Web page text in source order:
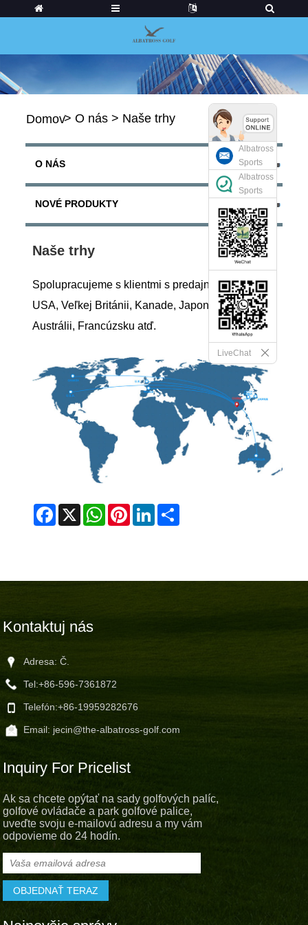
Domov> O nás > Naše trhy
O NÁS
NOVÉ PRODUKTY
Naše trhy
Spolupracujeme s klientmi s predajnými trhmi v
USA, Veľkej Británii, Kanade, Japonsku, Kórei,
Austrálii, Francúzsku atď.
Facebook
X WhatsApp
Pinterest
LinkedIn
Albatross
Sports
Albatross
Sports
LiveChat
Kontaktuj nás
Adresa: Č.
Tel:+86-596-7361872
Telefón:+86-19959282676
Email: jecin@the-albatross-golf.com
Inquiry For Pricelist
Ak sa chcete opýtať na sady golfových palíc,
golfové ovládače a park golfové palice,
uveďte svoju e-mailovú adresu a my vám
odpovieme do 24 hodín.